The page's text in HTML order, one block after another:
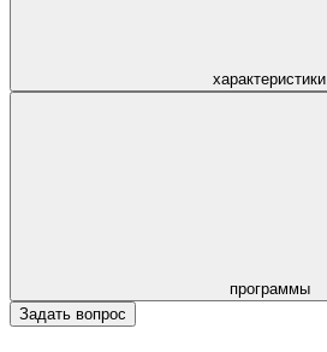
характеристики
программы
Задать вопрос